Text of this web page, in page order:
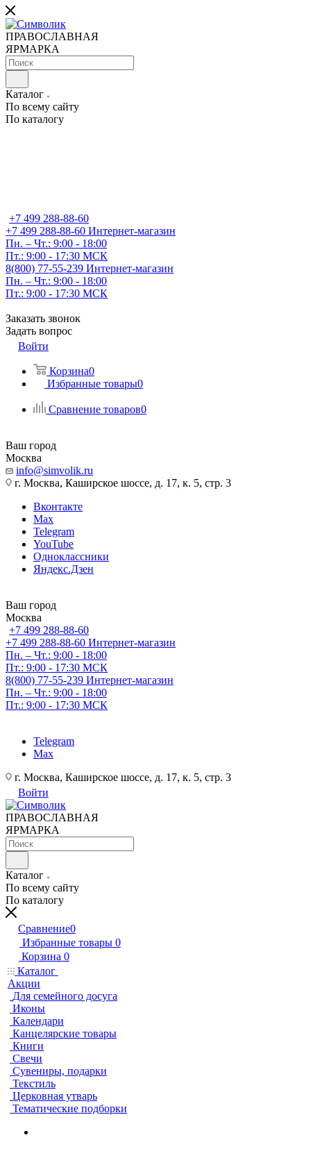
ПРАВОСЛАВНАЯ
ЯРМАРКА
Каталог
По всему сайту
По каталогу
+7 499 288-88-60
+7 499 288-88-60 Интернет-магазин
Пн. – Чт.: 9:00 - 18:00
Пт.: 9:00 - 17:30 МСК
8(800) 77-55-239 Интернет-магазин
Пн. – Чт.: 9:00 - 18:00
Пт.: 9:00 - 17:30 МСК
Заказать звонок
Задать вопрос
Войти
Корзина0
Избранные товары0
Сравнение товаров0
Ваш город
Москва
info@simvolik.ru
г. Москва, Каширское шоссе, д. 17, к. 5, стр. 3
Вконтакте
Max
Telegram
YouTube
Одноклассники
Яндекс.Дзен
Ваш город
Москва
+7 499 288-88-60
+7 499 288-88-60 Интернет-магазин
Пн. – Чт.: 9:00 - 18:00
Пт.: 9:00 - 17:30 МСК
8(800) 77-55-239 Интернет-магазин
Пн. – Чт.: 9:00 - 18:00
Пт.: 9:00 - 17:30 МСК
Telegram
Max
г. Москва, Каширское шоссе, д. 17, к. 5, стр. 3
Войти
ПРАВОСЛАВНАЯ
ЯРМАРКА
Каталог
По всему сайту
По каталогу
Сравнение0
Избранные товары 0
Корзина 0
Каталог
Акции
Для семейного досуга
Иконы
Календари
Канцелярские товары
Книги
Свечи
Сувениры, подарки
Текстиль
Церковная утварь
Тематические подборки